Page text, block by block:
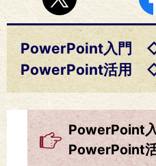
PowerPoint入
PowerPoint活